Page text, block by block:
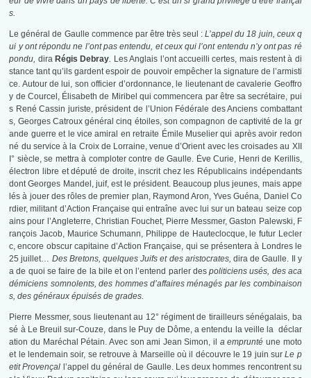
s.
Le général de Gaulle commence par être très seul :L’appel du 18 juin, ceux q
ui y ont répondu ne l’ont pas entendu, et ceux qui l’ont entendu n’y ont pas ré
pondu, dira Régis Debray. Les Anglais l’ont accueilli certes, mais restent à di
stance tant qu’ils gardent espoir de pouvoir empêcher la signature de l’armisti
ce. Autour de lui, son officier d’ordonnance, le lieutenant de cavalerie Geoffro
y de Courcel, Élisabeth de Miribel qui commencera par être sa secrétaire, pui
s René Cassin juriste, président de l’Union Fédérale des Anciens combattant
s, Georges Catroux général cinq étoiles, son compagnon de captivité de la gr
ande guerre et le vice amiral en retraite Émile Muselier qui après avoir redon
né du service à la Croix de Lorraine, venue d’Orient avec les croisades au XII
I° siècle, se mettra à comploter contre de Gaulle. Ėve Curie, Henri de Kerillis,
électron libre et député de droite, inscrit chez les Républicains indépendants
dont Georges Mandel, juif, est le président. Beaucoup plus jeunes, mais appe
lés à jouer des rôles de premier plan, Raymond Aron, Yves Guéna, Daniel Co
rdier, militant d’Action Française qui entraîne avec lui sur un bateau seize cop
ains pour l’Angleterre, Christian Fouchet, Pierre Messmer, Gaston Palewski, F
rançois Jacob, Maurice Schumann, Philippe de Hauteclocque, le futur Lecler
c, encore obscur capitaine d’Action Française, qui se présentera à Londres le
25 juillet… Des Bretons, quelques Juifs et des aristocrates, dira de Gaulle. Il y
a de quoi se faire de la bile et on l’entend parler despoliticiens usés, des aca
démiciens somnolents, des hommes d’affaires ménagés par les combinaison
s, des généraux épuisés de grades.
Pierre Messmer, sous lieutenant au 12° régiment de tirailleurs sénégalais, ba
sé à Le Breuil sur-Couze, dans le Puy de Dôme, a entendu la veille la déclar
ation du Maréchal Pétain. Avec son ami Jean Simon, il a empruntéune moto
et le lendemain soir, se retrouve à Marseille où il découvre le 19 juin surLe p
etit Provençal l’appel du général de Gaulle. Les deux hommes rencontrent su